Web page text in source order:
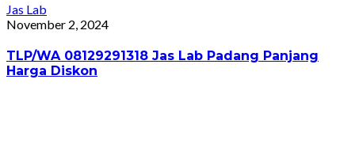
Jas Lab
November 2, 2024
TLP/WA 08129291318 Jas Lab Padang Panjang
Harga Diskon